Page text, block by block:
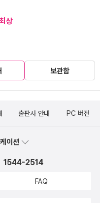
상
보관함
출판사 안내 PC 버전
이션
1544-2514
FAQ